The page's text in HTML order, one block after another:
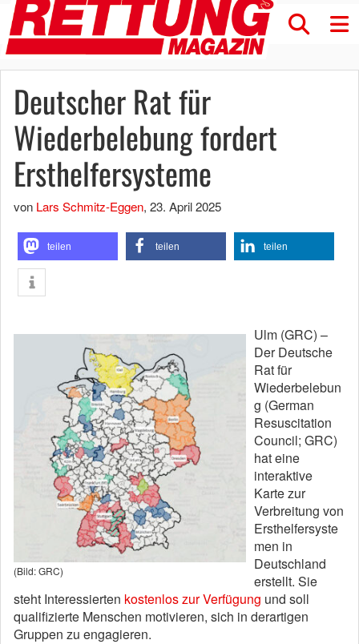
Deutscher Rat für
Wiederbelebung fordert
Ersthelfersysteme
von Lars Schmitz-Eggen, 23. April 2025
teilen teilen teilen
(Bild: GRC)
Ulm (GRC) –
Der Deutsche
Rat für
Wiederbelebun
g (German
Resuscitation
Council; GRC)
hat eine
interaktive
Karte zur
Verbreitung von
Ersthelfersyste
men in
Deutschland
erstellt. Sie
steht Interessierten kostenlos zur Verfügung und soll
qualifizierte Menschen motivieren, sich in derartigen
Gruppen zu engagieren.